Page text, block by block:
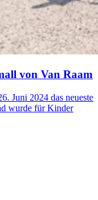
von Van Raam
Juni 2024 das neueste
wurde für Kinder